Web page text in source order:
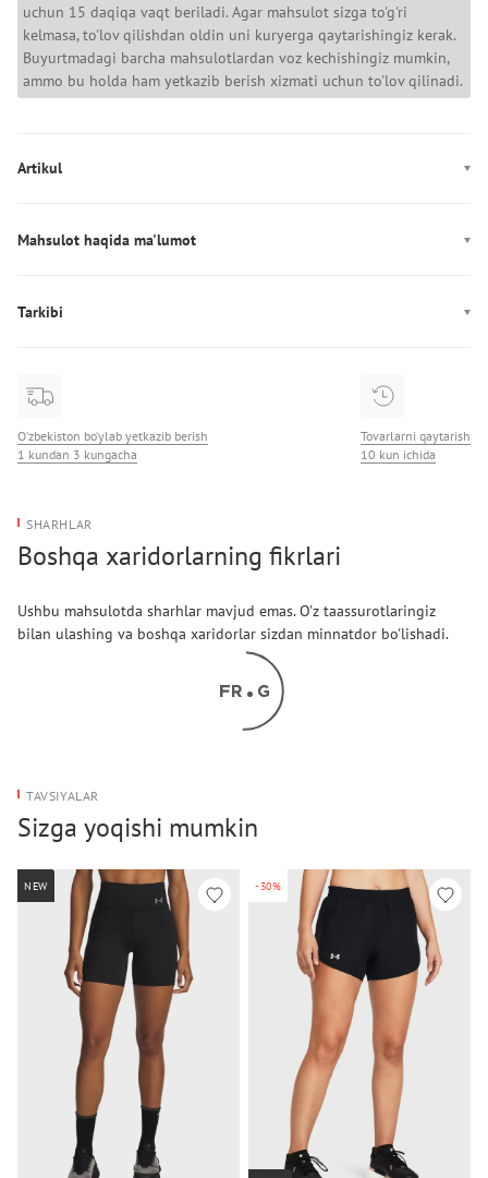
uchun 15 daqiqa vaqt beriladi. Agar mahsulot sizga to'g'ri
kelmasa, to'lov qilishdan oldin uni kuryerga qaytarishingiz kerak.
Buyurtmadagi barcha mahsulotlardan voz kechishingiz mumkin,
ammo bu holda ham yetkazib berish xizmati uchun to'lov qilinadi.
Artikul
Mahsulot haqida ma'lumot
Tarkibi
O‘zbekiston bo‘ylab yetkazib berish
1 kundan 3 kungacha
Tovarlarni qaytarish
10 kun ichida
SHARHLAR
Boshqa xaridorlarning fikrlari
Ushbu mahsulotda sharhlar mavjud emas. O'z taassurotlaringiz
bilan ulashing va boshqa xaridorlar sizdan minnatdor bo'lishadi.
TAVSIYALAR
Sizga yoqishi mumkin
NEW -30%